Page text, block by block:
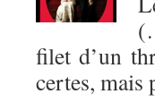
filet d’un
certes, mais